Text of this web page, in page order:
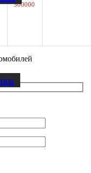
300000